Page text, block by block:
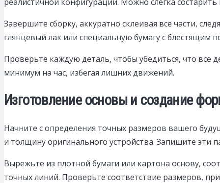
Завершите сборку, аккуратно склеивая все части,
глянцевый лак или специальную бумагу с блестящим
Проверьте каждую деталь, чтобы убедиться, что все
минимум на час, избегая лишних движений.
Изготовление основы и создание
Начните с определения точных размеров вашего
и толщину оригинального устройства. Запишите эти
Вырежьте из плотной бумаги или картона основу,
точных линий. Проверьте соответствие размеров,